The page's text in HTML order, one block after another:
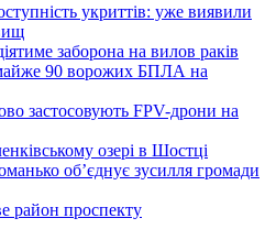
укриттів: уже виявили
заборона на вилов раків
90 ворожих БПЛА на
застосовують FPV-дрони на
озері в Шостці
об’єднує зусилля громади
район проспекту